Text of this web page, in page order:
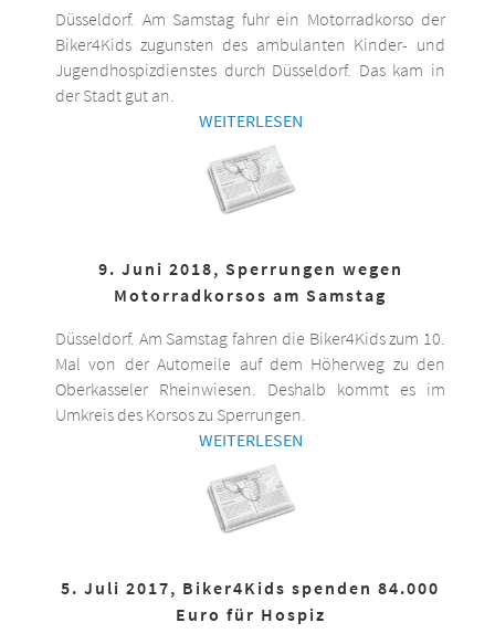
Düsseldorf. Am Samstag fuhr ein Motorradkorso der
Biker4Kids zugunsten des ambulanten Kinder- und
Jugendhospizdienstes durch Düsseldorf. Das kam in
der Stadt gut an.
WEITERLESEN
9. Juni 2018, Sperrungen wegen
Motorradkorsos am Samstag
Düsseldorf. Am Samstag fahren die Biker4Kids zum 10.
Mal von der Automeile auf dem Höherweg zu den
Oberkasseler Rheinwiesen. Deshalb kommt es im
Umkreis des Korsos zu Sperrungen.
WEITERLESEN
5. Juli 2017, Biker4Kids spenden 84.000
Euro für Hospiz